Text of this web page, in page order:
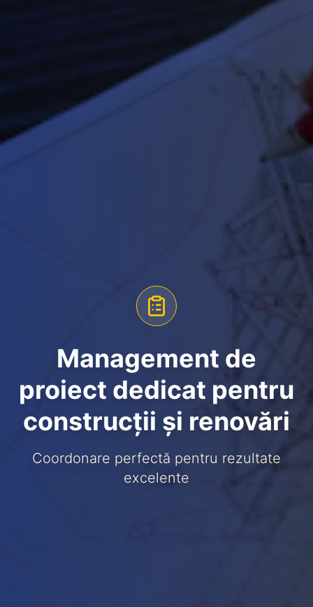
Management de
proiect dedicat pentru
construcții și renovări
Coordonare perfectă pentru rezultate
excelente